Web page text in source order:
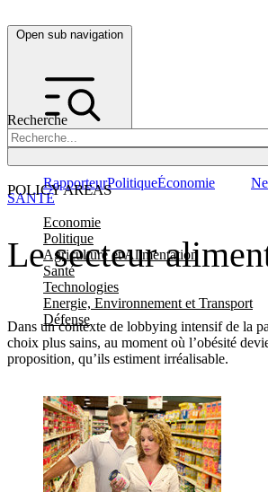
Open sub navigation
Recherche
POLICY AREAS
Economie
Politique
Agriculture et Alimentation
Santé
Technologies
Energie, Environnement et Transport
Défense
RapporteurPolitiqueÉconomie
Le secteur
Dans un contexte de lobbying intensif de la
choix plus sains, au moment où l’obésité
proposition, qu’ils estiment irréalisable.
SANTÉ